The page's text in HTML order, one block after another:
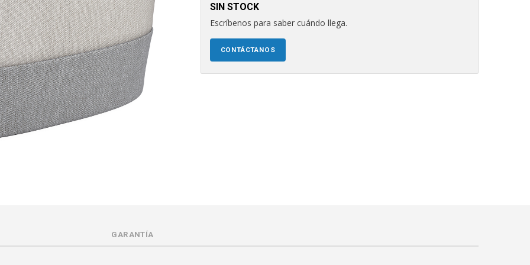
SIN STOCK
Escríbenos para saber cuándo llega.
CONTÁCTANOS
GARANTÍA